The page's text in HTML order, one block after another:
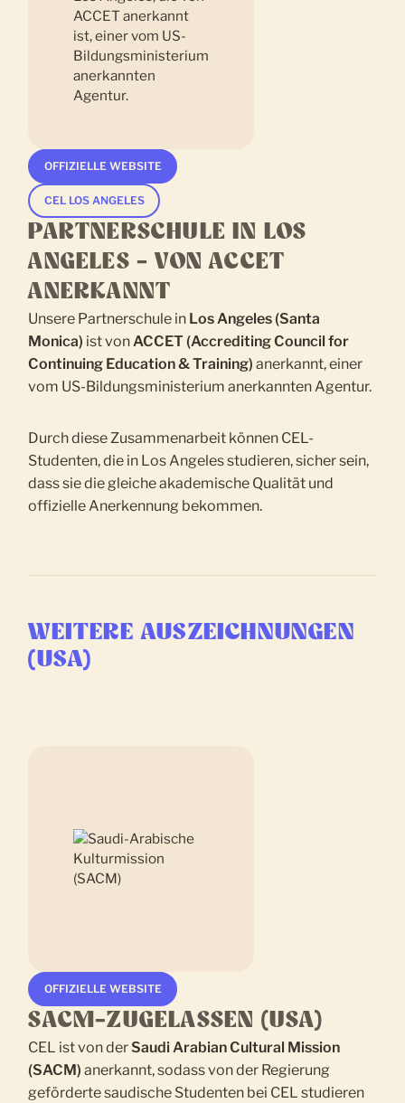
OFFIZIELLE WEBSITE
CEL LOS ANGELES
PARTNERSCHULE IN LOS
ANGELES – VON ACCET
ANERKANNT
Unsere Partnerschule in Los Angeles (Santa
Monica) ist vonACCET (Accrediting Council for
Continuing Education & Training) anerkannt, einer
vom US-Bildungsministerium anerkannten Agentur.
Durch diese Zusammenarbeit können CEL-
Studenten, die in Los Angeles studieren, sicher sein,
dass sie die gleiche akademische Qualität und
offizielle Anerkennung bekommen.
WEITERE AUSZEICHNUNGEN
(USA)
OFFIZIELLE WEBSITE
SACM-ZUGELASSEN (USA)
CEL ist von derSaudi Arabian Cultural Mission
(SACM) anerkannt, sodass von der Regierung
geförderte saudische Studenten bei CEL studieren